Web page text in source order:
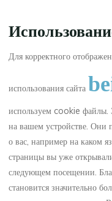
Для корректного
использования сайта
используем cookie файлы.
на вашем устройстве. Они
о вас, например на каком
страницы вы уже
следующем посещении.
становится значительно